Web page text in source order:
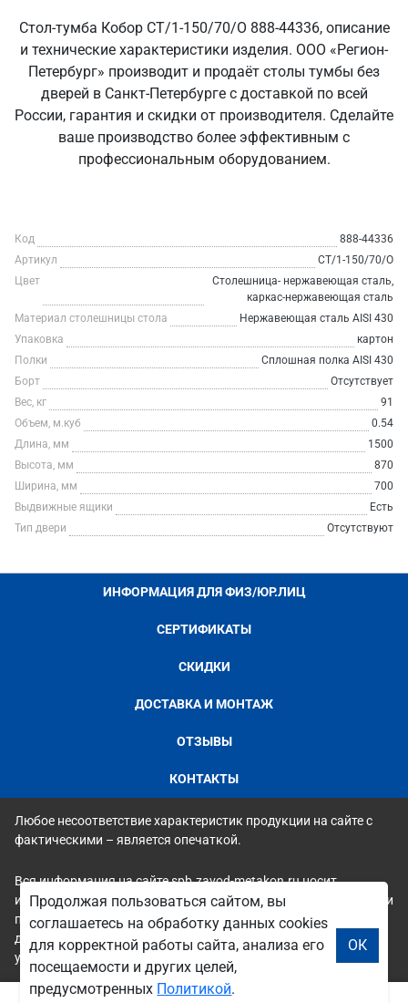
Стол-тумба Кобор СТ/1-150/70/О 888-44336, описание
и технические характеристики изделия. ООО «Регион-
Петербург» производит и продаёт столы тумбы без
дверей в Санкт‑Петербурге с доставкой по всей
России, гарантия и скидки от производителя. Сделайте
ваше производство более эффективным с
профессиональным оборудованием.
Код
888-44336
Артикул
СТ/1-150/70/О
Цвет
Столешница- нержавеющая сталь,
каркас-нержавеющая сталь
Материал столешницы стола
Нержавеющая сталь AISI 430
Упаковка
картон
Полки
Сплошная полка AISI 430
Борт
Отсутствует
Вес, кг
91
Объем, м.куб
0.54
Длина, мм
1500
Высота, мм
870
Ширина, мм
700
Выдвижные ящики
Есть
Тип двери
Отсутствуют
ИНФОРМАЦИЯ ДЛЯ ФИЗ/ЮР.ЛИЦ
СЕРТИФИКАТЫ
СКИДКИ
ДОСТАВКА И МОНТАЖ
ОТЗЫВЫ
КОНТАКТЫ
Любое несоответствие характеристик продукции на сайте с
фактическими – является опечаткой.
Вся информация на сайте spb.zavod-metakon.ru носит
исключительно ознакомительный и справочный характер и ни
при каких условиях не является публичной офертой. Всю
дополнительную информацию можно узнать по телефонам
указанным на сайте.
Продолжая пользоваться сайтом, вы
соглашаетесь на обработку данных cookies
для корректной работы сайта, анализа его
посещаемости и других целей,
предусмотренных Политикой.
ОК